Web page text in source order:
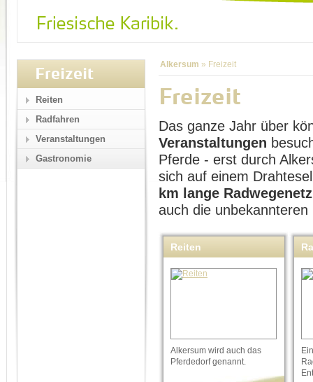
Alkersum » Freizeit
Freizeit
Das ganze Jahr über
Veranstaltungen
Pferde - erst durch
sich auf einem
km lange
auch die
Reiten
Alkersum wird auch das
Pferdedorf genannt.
Freizeit
Reiten
Radfahren
Veranstaltungen
Gastronomie